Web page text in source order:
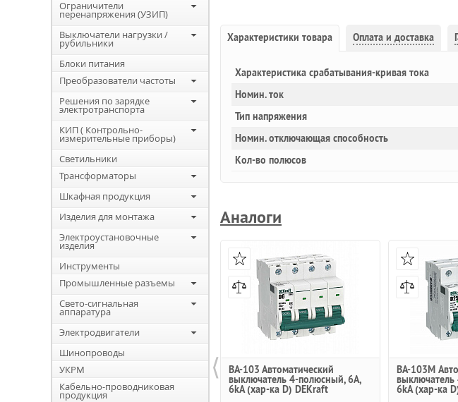
Ограничители
перенапряжения (УЗИП)
Выключатели нагрузки /
рубильники
Блоки питания
Преобразователи частоты
Решения по зарядке
электротранспорта
КИП ( Контрольно-
измерительные приборы)
Светильники
Трансформаторы
Шкафная продукция
Изделия для монтажа
Электроустановочные
изделия
Инструменты
Промышленные разъемы
Свето-сигнальная
аппаратура
Электродвигатели
Шинопроводы
УКРМ
Кабельно-проводниковая
продукция
Характеристики товара Оплата и доставка
Характеристика срабатывания-кривая тока
Номин. ток
Тип напряжения
Номин. отключающая способность
Кол-во полюсов
Аналоги
ВА-103 Автоматический
выключатель 4-полюсный, 6А,
6kA (хар-ка D) DEKraft
ВА-103M
6kА (хар-ка
⟨